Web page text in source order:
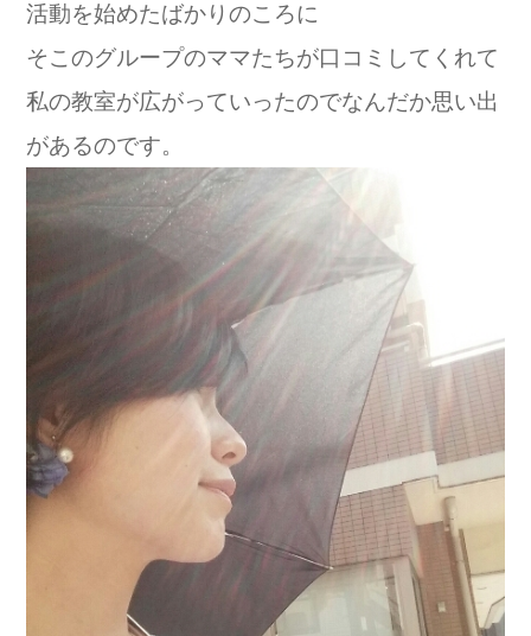
活動を始めたばかりのころに
そこのグループのママたちが口コミしてくれて
私の教室が広がっていったのでなんだか思い出
があるのです。